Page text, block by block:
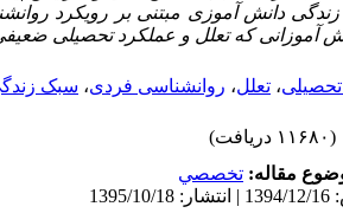
دانش آموزی مبتنی بر رویکرد
آموزانی که تعلل و عملکرد تحصیلی
، تعلل، روانشناسی فردی، سبک
(۱۱۶۸۰ دریافت)
مقاله: تخصصي